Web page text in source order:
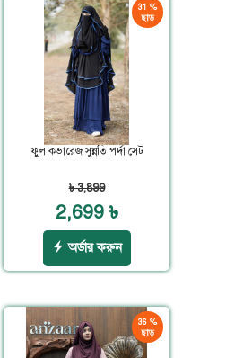
31 %
ছাড়
ফুল কভারেজ সুন্নতি পর্দা সেট
৳ 3,899
2,699 ৳
অর্ডার করুন
36 %
ছাড়